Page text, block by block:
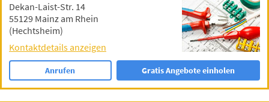
Dekan-Laist-Str. 14
55129 Mainz am Rhein
(Hechtsheim)
Kontaktdetails anzeigen
Anrufen Gratis Angebote einholen